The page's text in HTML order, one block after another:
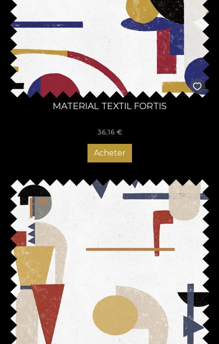
MATERIAL TEXTIL FORTIS
36,16 €
Acheter